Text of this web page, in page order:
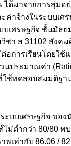
มาจากการสุ่มอย่
ค่าจ้างในระบบเ
บเศรษฐกิจ ชั้นมัธ
ชา ส 31102 สังค
การเรียนโดยใช้
ประมาณค่า
ใช้ทดสอบสมมติฐา
ะบบเศรษฐกิจ ขอ
ม่ต่ำกว่า 80/80 พ
เท่ากับ 86.06 /